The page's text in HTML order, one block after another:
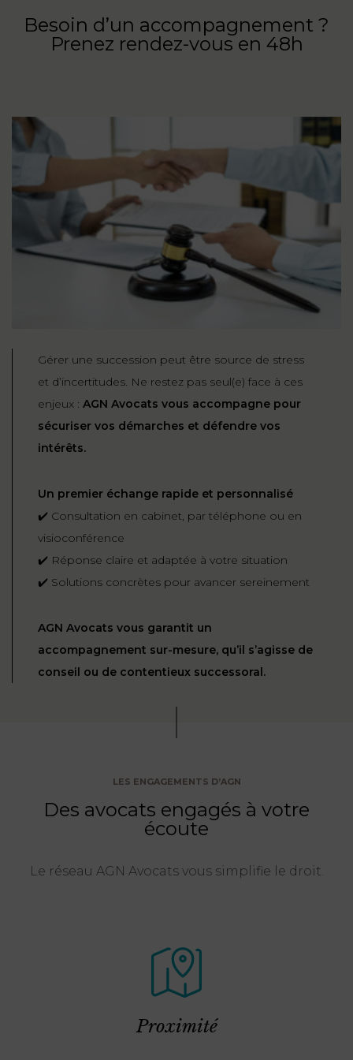
Besoin d’un accompagnement ?
Prenez rendez-vous en 48h
Gérer une succession peut être source de stress
et d’incertitudes. Ne restez pas seul(e) face à ces
enjeux : AGN Avocats vous accompagne pour
sécuriser vos démarches et défendre vos
intérêts.
Un premier échange rapide et personnalisé
✔️ Consultation en cabinet, par téléphone ou en
visioconférence
✔️ Réponse claire et adaptée à votre situation
✔️ Solutions concrètes pour avancer sereinement
AGN Avocats vous garantit un
accompagnement sur-mesure, qu’il s’agisse de
conseil ou de contentieux successoral.
LES ENGAGEMENTS D’AGN
Des avocats engagés à votre
écoute
Le réseau AGN Avocats vous simplifie le droit.
Proximité